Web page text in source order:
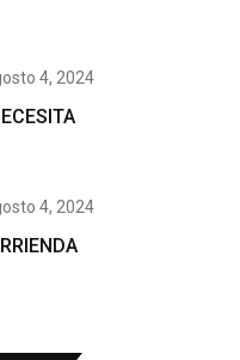
4, 2024
4, 2024